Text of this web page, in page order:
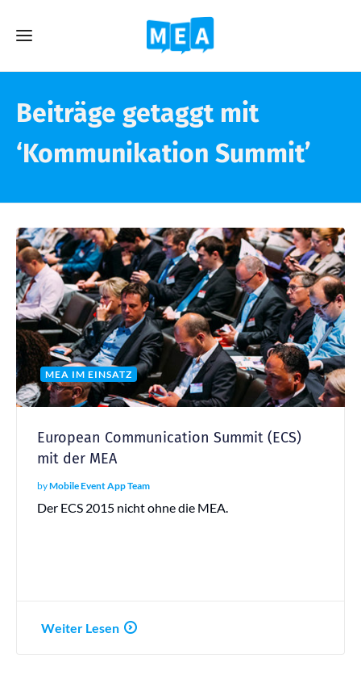
Beiträge getaggt mit
‘Kommunikation Summit’
MEA IM EINSATZ
European Communication Summit (ECS)
mit der MEA
byMobile Event App Team
Der ECS 2015 nicht ohne die MEA.
Weiter Lesen